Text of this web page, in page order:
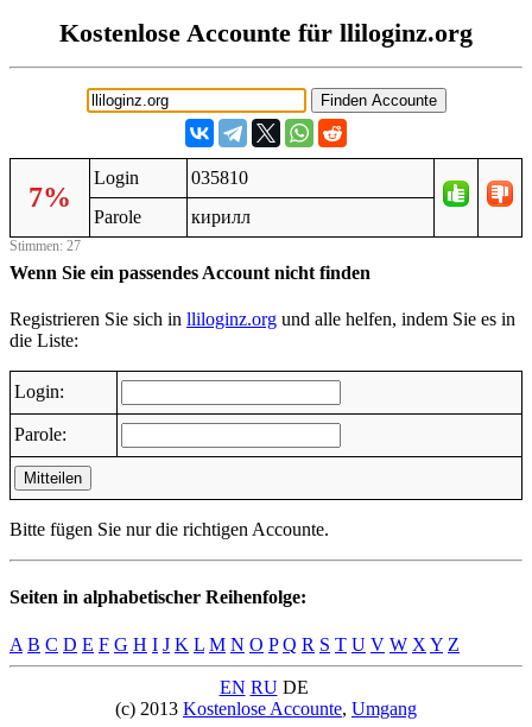
Kostenlose Accounte für lliloginz.org
7%
Login
035810
Parole
кирилл
Stimmen: 27
Wenn Sie ein passendes Account nicht finden
Registrieren Sie sich in lliloginz.org und alle helfen, indem Sie es in
die Liste:
Login:
Parole:
Mitteilen
Bitte fügen Sie nur die richtigen Accounte.
Seiten in alphabetischer Reihenfolge:
A B C D E F G H I J K L M N O P Q R S T U V W X Y Z
EN RUDE
(c) 2013 Kostenlose Accounte, Umgang